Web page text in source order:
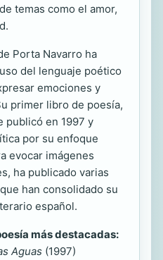
temas como el amor,
Porta Navarro ha
del lenguaje poético
emociones y
primer libro de poesía,
publicó en 1997 y
por su enfoque
evocar imágenes
ha publicado varias
han consolidado su
español.
más destacadas:
Aguas (1997)